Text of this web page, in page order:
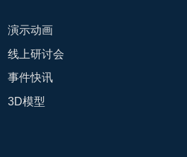
演示动画
线上研讨会
事件快讯
3D模型